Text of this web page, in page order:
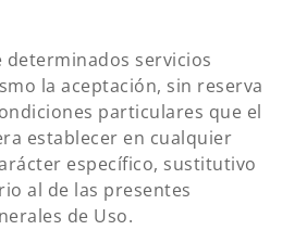
determinados servicios
la aceptación, sin reserva
particulares que el
establecer en cualquier
específico, sustitutivo
al de las presentes
de Uso.